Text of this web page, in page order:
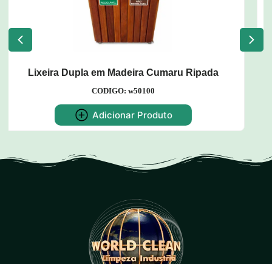
Adicionar Produto